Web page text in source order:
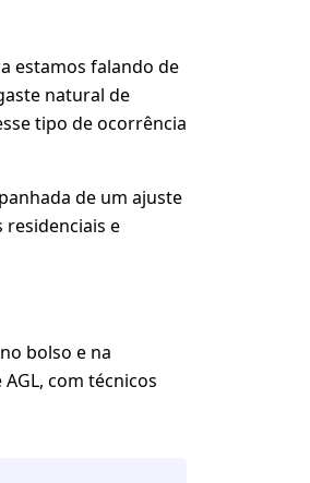
estamos falando de
natural de
tipo de ocorrência
de um ajuste
e
bolso e na
com técnicos